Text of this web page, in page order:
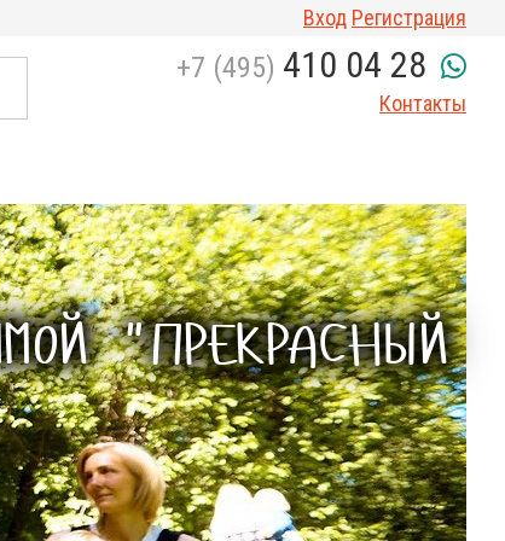
Вход Регистрация
+7 (495) 410 04 28
Контакты
"ПРЕКРАСНЫЙ